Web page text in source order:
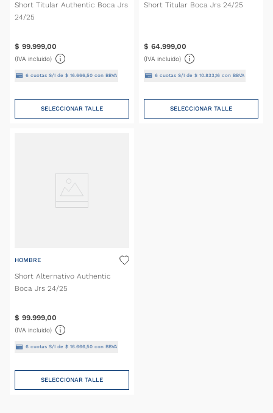
Short Titular Authentic Boca Jrs
24/25
$ 99.999,00
(IVA incluido)
6 cuotas S/I de$ 16.666,50 con BBVA
SELECCIONAR TALLE
Short Titular Boca Jrs 24/25
$ 64.999,00
(IVA incluido)
6cuotas S/I de $ 10.833,16con BBVA
SELECCIONAR TALLE
HOMBRE
Short Alternativo Authentic
Boca Jrs 24/25
$ 99.999,00
(IVA incluido)
6 cuotas S/I de$ 16 .666 ,50 con BBVA
SELECCIONAR TALLE